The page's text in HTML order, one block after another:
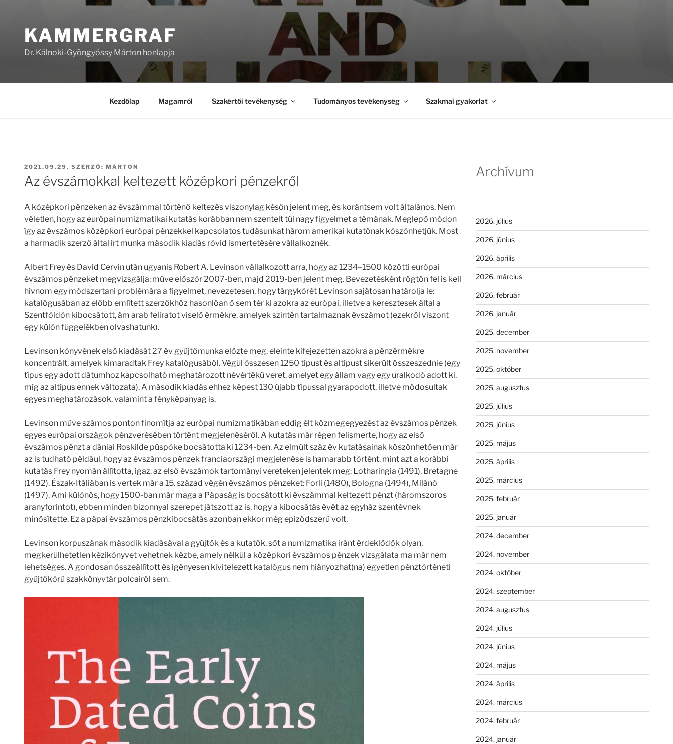
KAMMERGRAF
Dr. Kálnoki-Gyöngyössy Márton honlapja
Kezdőlap Magamról Szakértői tevékenység Tudományos tevékenység Szakmai gyakorlat
BEKÜLDVE:
2021.09.29. SZERZŐ: MÁRTON
Az évszámokkal keltezett középkori pénzekről
A középkori pénzeken az évszámmal történő keltezés viszonylag későn jelent meg, és korántsem volt általános. Nem
véletlen, hogy az európai numizmatikai kutatás korábban nem szentelt túl nagy figyelmet a témának. Meglepő módon
így az évszámos középkori európai pénzekkel kapcsolatos tudásunkat három amerikai kutatónak köszönhetjük. Most
a harmadik szerző által írt munka második kiadás rövid ismertetésére vállalkoznék.
Albert Frey és David Cervin után ugyanis Robert A. Levinson vállalkozott arra, hogy az 1234–1500 közötti európai
évszámos pénzeket megvizsgálja: műve először 2007-ben, majd 2019-ben jelent meg. Bevezetésként rögtön fel is kell
hívnom egy módszertani problémára a figyelmet, nevezetesen, hogy tárgykörét Levinson sajátosan határolja le:
katalógusában az előbb említett szerzőkhöz hasonlóan ő sem tér ki azokra az európai, illetve a keresztesek által a
Szentföldön kibocsátott, ám arab feliratot viselő érmékre, amelyek szintén tartalmaznak évszámot (ezekről viszont
egy külön függelékben olvashatunk).
Levinson könyvének első kiadását 27 év gyűjtőmunka előzte meg, eleinte kifejezetten azokra a pénzérmékre
koncentrált, amelyek kimaradtak Frey katalógusából. Végül összesen 1250 típust és altípust sikerült összeszednie (egy
típus egy adott dátumhoz kapcsolható meghatározott névértékű veret, amelyet egy állam vagy egy uralkodó adott ki,
míg az altípus ennek változata). A második kiadás ehhez képest 130 újabb típussal gyarapodott, illetve módosultak
egyes meghatározások, valamint a fényképanyag is.
Levinson műve számos ponton finomítja az európai numizmatikában eddig élt közmegegyezést az évszámos pénzek
egyes európai országok pénzverésében történt megjelenéséről. A kutatás már régen felismerte, hogy az első
évszámos pénzt a dániai Roskilde püspöke bocsátotta ki 1234-ben. Az elmúlt száz év kutatásainak köszönhetően már
az is tudható például, hogy az évszámos pénzek franciaországi megjelenése is hamarabb történt, mint azt a korábbi
kutatás Frey nyomán állította, igaz, az első évszámok tartományi vereteken jelentek meg: Lotharingia (1491), Bretagne
(1492). Észak-Itáliában is vertek már a 15. század végén évszámos pénzeket: Forli (1480), Bologna (1494), Milánó
(1497). Ami különös, hogy 1500-ban már maga a Pápaság is bocsátott ki évszámmal keltezett pénzt (háromszoros
aranyforintot), ebben minden bizonnyal szerepet játszott az is, hogy a kibocsátás évét az egyház szentévnek
minősítette. Ez a pápai évszámos pénzkibocsátás azonban ekkor még epizódszerű volt.
Levinson korpuszának második kiadásával a gyűjtők és a kutatók, sőt a numizmatika iránt érdeklődők olyan,
megkerülhetetlen kézikönyvet vehetnek kézbe, amely nélkül a középkori évszámos pénzek vizsgálata ma már nem
lehetséges. A gondosan összeállított és igényesen kivitelezett katalógus nem hiányozhat(na) egyetlen pénztörténeti
gyűjtőkörű szakkönyvtár polcairól sem.
Archívum
2026. július
2026. június
2026. április
2026. március
2026. február
2026. január
2025. december
2025. november
2025. október
2025. augusztus
2025. július
2025. június
2025. május
2025. április
2025. március
2025. február
2025. január
2024. december
2024. november
2024. október
2024. szeptember
2024. augusztus
2024. július
2024. június
2024. május
2024. április
2024. március
2024. február
2024. január